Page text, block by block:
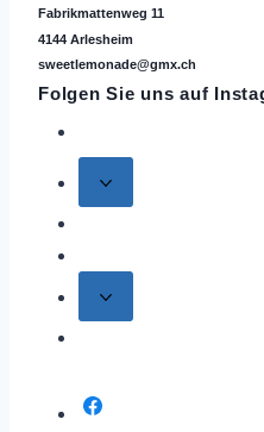
Fabrikmattenweg 11
4144 Arlesheim
sweetlemonade@gmx.ch
Folgen Sie uns auf